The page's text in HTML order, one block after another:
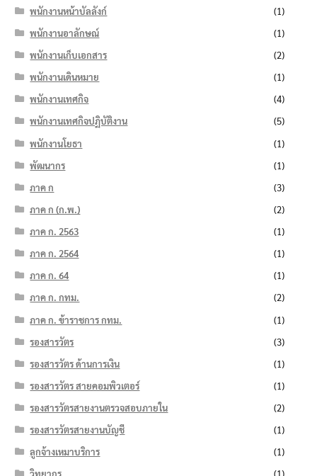
พนักงานหน้าบัลลังก์
(1)
พนักงานอาลักษณ์
(1)
พนักงานเก็บเอกสาร
(2)
พนักงานเดินหมาย
(1)
พนักงานเทศกิจ
(4)
พนักงานเทศกิจปฏิบัติงาน
(5)
พนักงานโยธา
(1)
พัฒนากร
(1)
ภาค ก
(3)
ภาค ก (ก.พ.)
(2)
ภาค ก. 2563
(1)
ภาค ก. 2564
(1)
ภาค ก. 64
(1)
ภาค ก. กทม.
(2)
ภาค ก. ข้าราชการ กทม.
(1)
รองสารวัตร
(3)
รองสารวัตร ด้านการเงิน
(1)
รองสารวัตร สายคอมพิวเตอร์
(1)
รองสารวัตรสายงานตรวจสอบภายใน
(2)
รองสารวัตรสายงานบัญชี
(1)
ลูกจ้างเหมาบริการ
(1)